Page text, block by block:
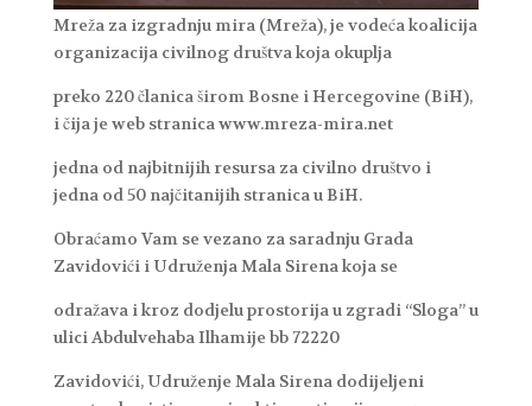
Mreža za izgradnju mira (Mreža), je vodeća koalicija
organizacija civilnog društva koja okuplja
preko 220 članica širom Bosne i Hercegovine (BiH),
i čija je web stranica www.mreza-mira.net
jedna od najbitnijih resursa za civilno društvo i
jedna od 50 najčitanijih stranica u BiH.
Obraćamo Vam se vezano za saradnju Grada
Zavidovići i Udruženja Mala Sirena koja se
odražava i kroz dodjelu prostorija u zgradi “Sloga” u
ulici Abdulvehaba Ilhamije bb 72220
Zavidovići, Udruženje Mala Sirena dodijeljeni